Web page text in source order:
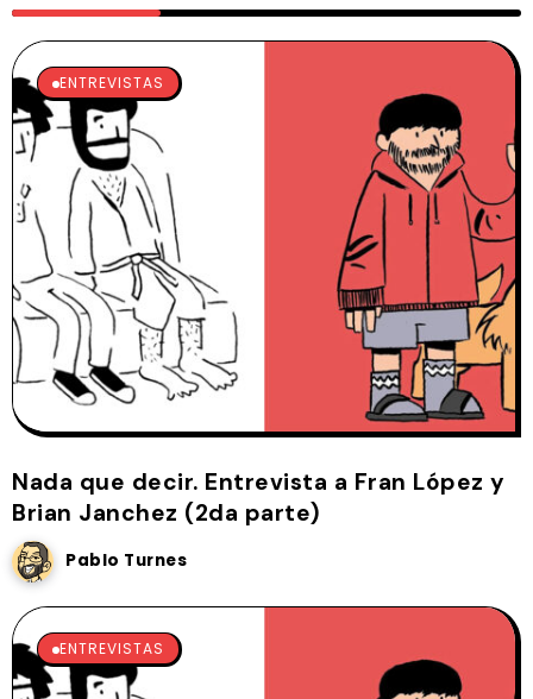
ENTREVISTAS
Nada que decir. Entrevista a Fran López y
Brian Janchez (2da parte)
Pablo Turnes
ENTREVISTAS